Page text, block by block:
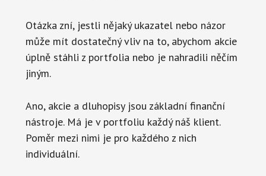
Otázka zní, jestli nějaký ukazatel nebo názor
může mít dostatečný vliv na to, abychom akcie
úplně stáhli z portfolia nebo je nahradili něčím
jiným.
Ano, akcie a dluhopisy jsou základní finanční
nástroje. Má je v portfoliu každý náš klient.
Poměr mezi nimi je pro každého z nich
individuální.